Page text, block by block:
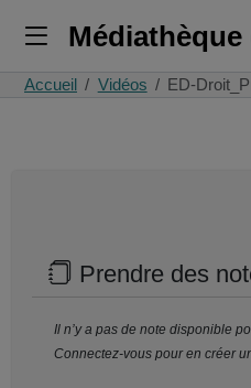
Accueil Vidéos ED-
Prendre des
Il n’y a pas de note disponible
Connectez-vous pour en créer